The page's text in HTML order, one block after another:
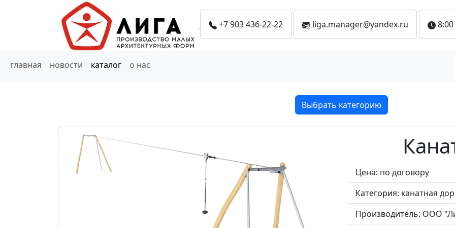
+7 903 436-22-22 liga.manager@yandex.ru
главная новости каталог о нас
Выбрать категорию
Цена: по договору
Категория: канатная
Производитель: ООО